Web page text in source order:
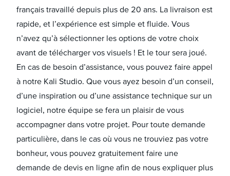
français travaillé depuis plus de 20 ans. La livraison est
rapide, et l’expérience est simple et fluide. Vous
n’avez qu’à sélectionner les options de votre choix
avant de télécharger vos visuels ! Et le tour sera joué.
En cas de besoin d’assistance, vous pouvez faire appel
à notre Kali Studio. Que vous ayez besoin d’un conseil,
d’une inspiration ou d’une assistance technique sur un
logiciel, notre équipe se fera un plaisir de vous
accompagner dans votre projet. Pour toute demande
particulière, dans le cas où vous ne trouviez pas votre
bonheur, vous pouvez gratuitement faire une
demande de devis en ligne afin de nous expliquer plus